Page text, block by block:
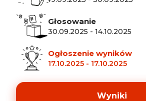
Głosowanie
30.09.2025 - 14.10.2025
Ogłoszenie wyników
17.10.2025 - 17.10.2025
Wyniki